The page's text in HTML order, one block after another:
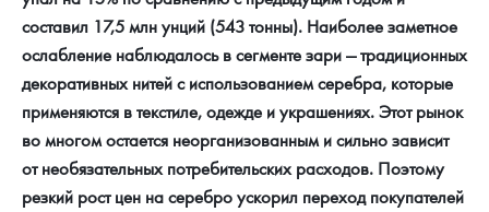
составил 17,5 млн унций (543 тонны). Наиболее заметное
ослабление наблюдалось в сегменте зари — традиционных
декоративных нитей с использованием серебра, которые
применяются в текстиле, одежде и украшениях. Этот рынок
во многом остается неорганизованным и сильно зависит
от необязательных потребительских расходов. Поэтому
резкий рост цен на серебро ускорил переход покупателей